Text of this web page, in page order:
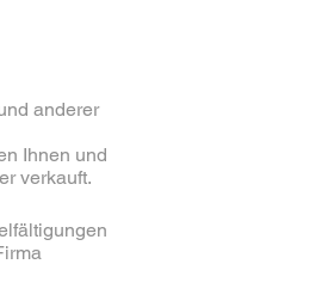
anderer
Ihnen und
verkauft.